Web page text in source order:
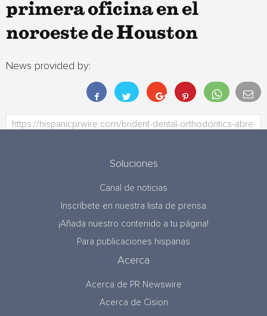
primera oficina en el
noroeste de Houston
News provided by:
Soluciones
Canal de noticias
Inscríbete en nuestra lista de prensa
¡Añada nuestro contenido a tu página!
Para publicaciones hispanas
Acerca
Acerca de PR Newswire
Acerca de Cision